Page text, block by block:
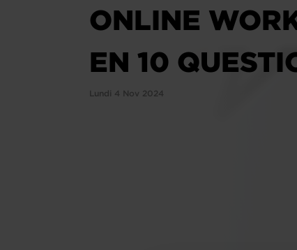
ONLINE
EN 10
Lundi 4 Nov 2024